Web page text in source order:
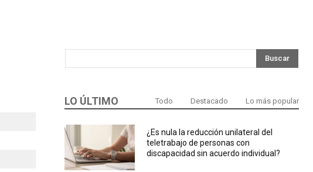
Buscar
LO ÚLTIMO Todo Destacado Lo más popular
¿Es nula la reducción unilateral del
teletrabajo de personas con
discapacidad sin acuerdo individual?